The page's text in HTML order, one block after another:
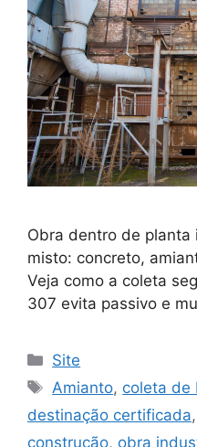
Obra dentro de
misto: concreto,
Veja como a coleta
307 evita passivo e
Site
Amianto, coleta de
destinação certificada,
construção, obra